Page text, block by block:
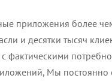
приложения более
и десятки тысяч
с фактическими
Мы постоянно